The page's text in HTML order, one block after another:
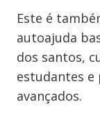
Este é
autoajuda
dos santos,
estudantes
avançados.